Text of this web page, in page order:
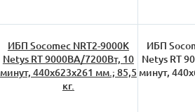
ИБП Socomec NRT2-9000K
Netys RT 9000ВА/7200Вт, 10
минут, 440х623х261 мм.; 85,5
кг.
ИБП
Netys RT
минут,